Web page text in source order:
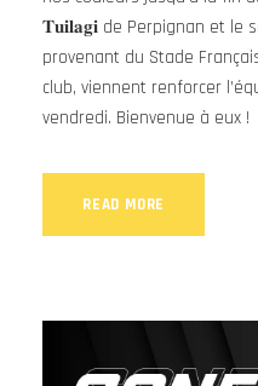
𝐓𝐮𝐢𝐥𝐚𝐠𝐢 de Perpignan et le
provenant du Stade
club, viennent renforcer
vendredi. Bienvenue à eux !
READ MORE